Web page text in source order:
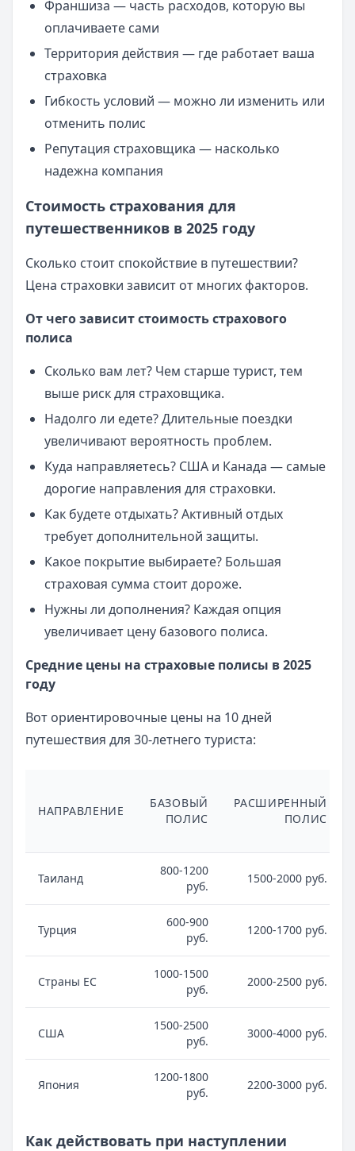
Франшиза — часть расходов, которую вы
оплачиваете сами
Территория действия — где работает ваша
страховка
Гибкость условий — можно ли изменить или
отменить полис
Репутация страховщика — насколько
надежна компания
Стоимость страхования для
путешественников в 2025 году
Сколько стоит спокойствие в путешествии?
Цена страховки зависит от многих факторов.
От чего зависит стоимость страхового
полиса
Сколько вам лет? Чем старше турист, тем
выше риск для страховщика.
Надолго ли едете? Длительные поездки
увеличивают вероятность проблем.
Куда направляетесь? США и Канада — самые
дорогие направления для страховки.
Как будете отдыхать? Активный отдых
требует дополнительной защиты.
Какое покрытие выбираете? Большая
страховая сумма стоит дороже.
Нужны ли дополнения? Каждая опция
увеличивает цену базового полиса.
Средние цены на страховые полисы в 2025
году
Вот ориентировочные цены на 10 дней
путешествия для 30-летнего туриста:
НАПРАВЛЕНИЕ
БАЗОВЫЙ
ПОЛИС
РАСШИРЕННЫЙ
ПОЛИС
Таиланд
800-1200
руб.
1500-2000 руб.
Турция
600-900
руб.
1200-1700 руб.
Страны ЕС
1000-1500
руб.
2000-2500 руб.
США
1500-2500
руб.
3000-4000 руб.
Япония
1200-1800
руб.
2200-3000 руб.
Как действовать при наступлении